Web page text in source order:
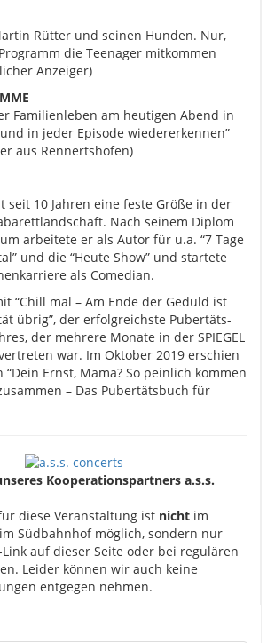
Rütter und seinen Hunden. Nur,
die Teenager mitkommen
Anzeiger)
Familienleben am heutigen Abend in
in jeder Episode wiedererkennen”
aus Rennertshofen)
seit 10 Jahren eine feste Größe in der
Nach seinem Diplom
arbeitete er als Autor für u.a. “7 Tage
und die “Heute Show” und startete
als Comedian.
“Chill mal – Am Ende der Geduld ist
übrig”, der erfolgreichste Pubertäts-
der mehrere Monate in der SPIEGEL
war. Im Oktober 2019 erschien
“Dein Ernst, Mama? So peinlich kommen
– Das Pubertätsbuch für
Kooperationspartners a.s.s.
diese Veranstaltung ist nicht im
Südbahnhof möglich, sondern nur
auf dieser Seite oder bei regulären
Leider können wir auch keine
entgegen nehmen.